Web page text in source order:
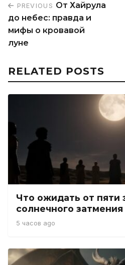
PREVIOUS От Хайрула
до небес: правда и
мифы о кровавой
луне
RELATED POSTS
Что ожидать от пяти
солнечного затмения
5 часов ago